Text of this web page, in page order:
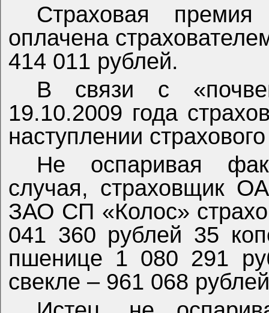
Страховая премия
оплачена
414 011 рублей.
В связи с
19.10.2009 года
наступлении
Не оспаривая
случая, страховщик
ЗАО СП «Колос»
041 360 рублей 35
пшенице 1 080 291
свекле – 961 068